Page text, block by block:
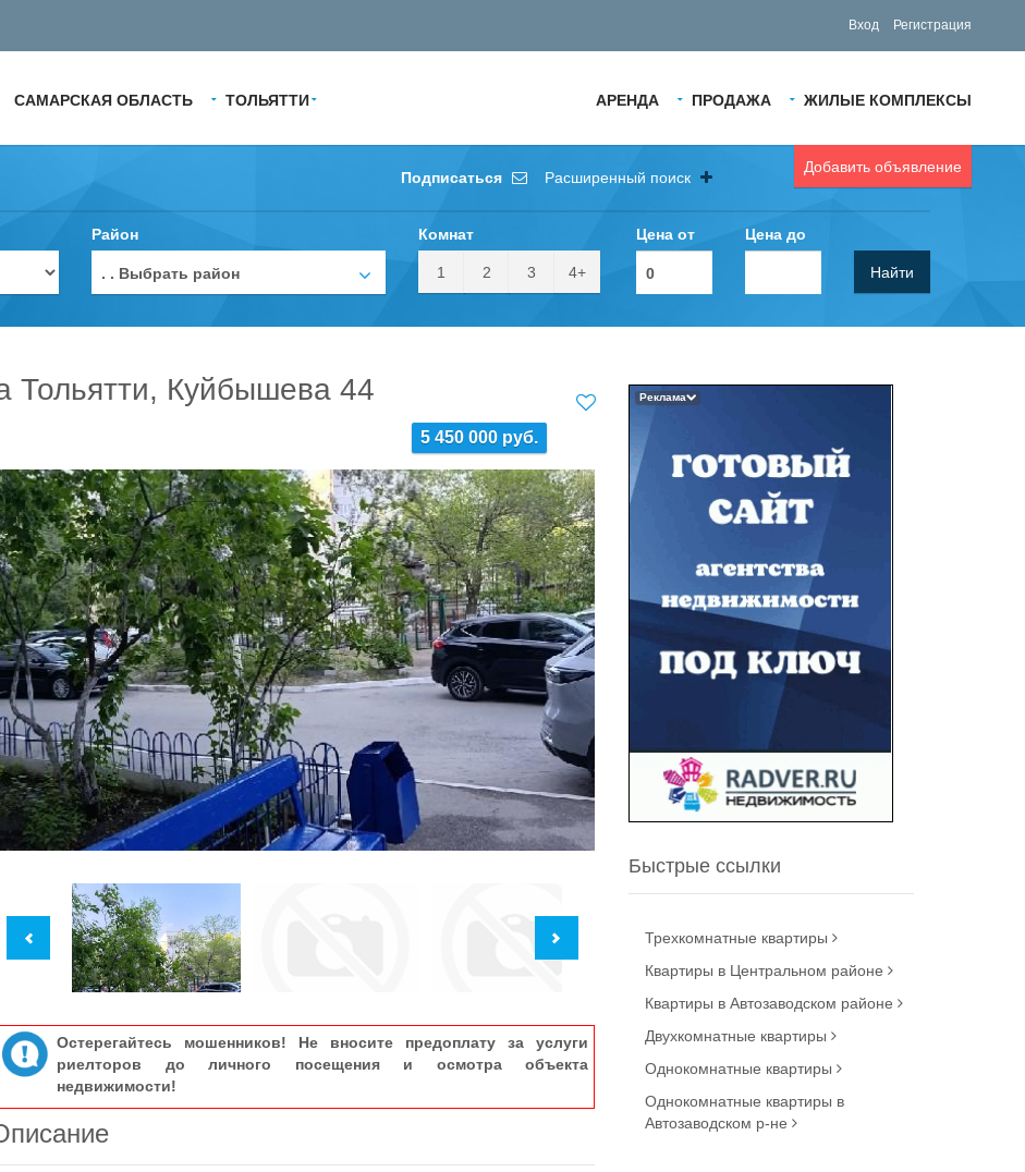
Вход Регистрация
АРЕНДА ПРОДАЖА ЖИЛЫЕ КОМПЛЕКСЫ
САМАРСКАЯ ОБЛАСТЬ ТОЛЬЯТТИ
Добавить объявление
Подписаться Расширенный поиск
Район
. . Выбрать район
Комнат
1 2 3 4+
Цена от Цена до
Найти
Тольятти, Куйбышева 44
5 450 000 руб.
Остерегайтесь мошенников! Не вносите предоплату за услуги
риелторов до личного посещения и осмотра объекта
недвижимости!
Реклама
Быстрые ссылки
Трехкомнатные квартиры
Квартиры в Центральном районе
Квартиры в Автозаводском районе
Двухкомнатные квартиры
Однокомнатные квартиры
Однокомнатные квартиры в
Автозаводском р-не